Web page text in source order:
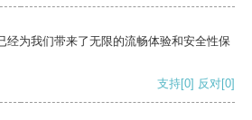
经为我们带来了无限的流畅体验和安全性保
支持[0] 反对[0]